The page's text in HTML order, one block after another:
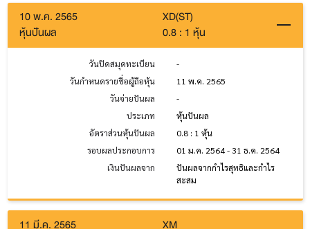
10 พ.ค. 2565
XD(ST)
หุ้นปันผล
0.8 : 1 หุ้น
วันปิดสมุดทะเบียน
-
วันกำหนดรายชื่อผู้ถือหุ้น
11 พ.ค. 2565
วันจ่ายปันผล
-
ประเภท
หุ้นปันผล
อัตราส่วนหุ้นปันผล
0.8 : 1 หุ้น
รอบผลประกอบการ
01 ม.ค. 2564 - 31 ธ.ค. 2564
เงินปันผลจาก
ปันผลจากกำไรสุทธิและกำไร
สะสม
11 มี.ค. 2565
XM